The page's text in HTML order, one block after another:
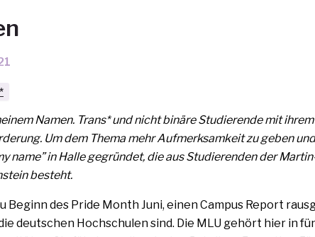
Namen. Trans* und nicht binä­re Studierende mit
Um dem Thema mehr Aufmerksamkeit zu geben
name” in Halle gegrün­det, die aus Studierenden der
besteht.
Beginn des Pride Month Juni, einen Campus Report
deut­schen Hochschulen sind. Die MLU gehört hier in